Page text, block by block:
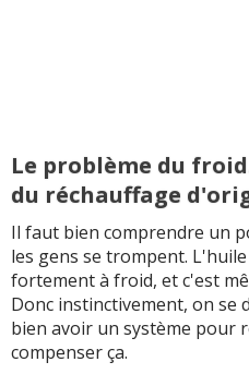
Le problème du
du réchauffage
Il faut bien comprendre un
les gens se trompent.
fortement à froid, et c'est
Donc instinctivement, on se
bien avoir un système pour
compenser ça.